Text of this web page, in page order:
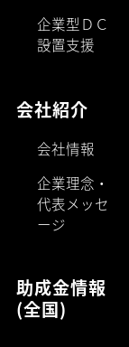
企業型ＤＣ
設置支援
会社紹介
会社情報
企業理念・
代表メッセ
ージ
助成金情報
(全国)